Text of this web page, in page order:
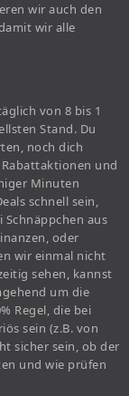
wir auch den
wir alle
von 8 bis 1
Stand. Du
noch dich
und
Minuten
schnell sein,
aus
oder
wir einmal nicht
sehen, kannst
um die
Regel, die bei
sein (z.B. von
sicher sein, ob der
und wie prüfen